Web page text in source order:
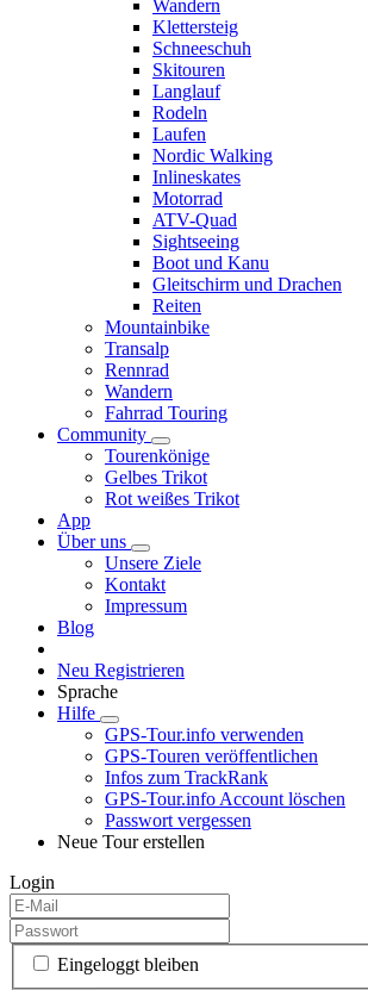
Wandern
Klettersteig
Schneeschuh
Skitouren
Langlauf
Rodeln
Laufen
Nordic Walking
Inlineskates
Motorrad
ATV-Quad
Sightseeing
Boot und Kanu
Gleitschirm und Drachen
Reiten
Mountainbike
Transalp
Rennrad
Wandern
Fahrrad Touring
Community
Tourenkönige
Gelbes Trikot
Rot weißes Trikot
App
Über uns
Unsere Ziele
Kontakt
Impressum
Blog
Neu Registrieren
Sprache
Hilfe
GPS-Tour.info verwenden
GPS-Touren veröffentlichen
Infos zum TrackRank
GPS-Tour.info Account löschen
Passwort vergessen
Neue Tour erstellen
Login
Eingeloggt bleiben